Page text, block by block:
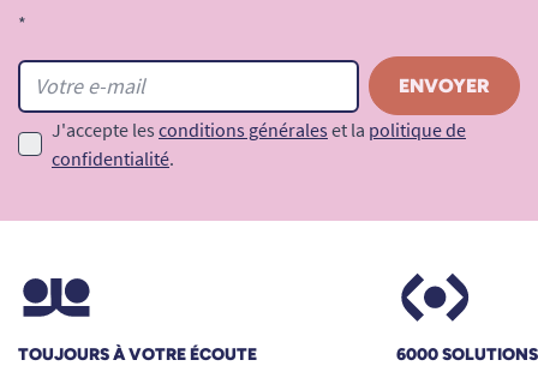
*
J'accepte les conditions générales et la politique de
confidentialité.
TOUJOURS À VOTRE ÉCOUTE 6000